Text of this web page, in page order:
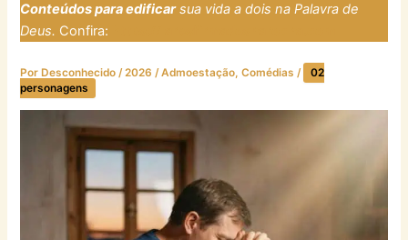
Conteúdos para edificarsua vida a dois na Palavra de
Deus. Confira:
Por Desconhecido/2026/Admoestação,Comédias /
02
personagens